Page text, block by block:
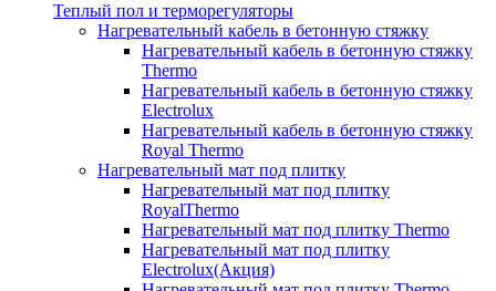
Теплый пол и терморегуляторы
Нагревательный кабель в бетонную стяжку
Нагревательный кабель в бетонную стяжку
Thermo
Нагревательный кабель в бетонную стяжку
Electrolux
Нагревательный кабель в бетонную стяжку
Royal Thermo
Нагревательный мат под плитку
Нагревательный мат под плитку
RoyalThermo
Нагревательный мат под плитку Thermo
Нагревательный мат под плитку
Electrolux(Акция)